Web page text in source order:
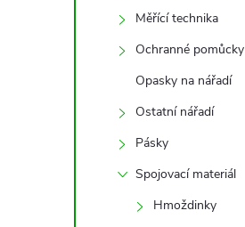
Měřící technika
Ochranné pomůcky
Opasky na nářadí
Ostatní nářadí
Pásky
Spojovací materiál
Hmoždinky